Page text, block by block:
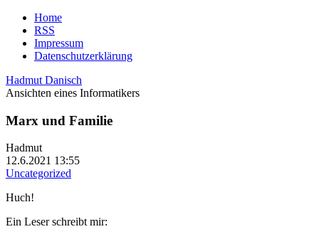
Home
RSS
Impressum
Datenschutzerklärung
Hadmut Danisch
Ansichten eines Informatikers
Marx und Familie
Hadmut
12.6.2021 13:55
Uncategorized
Huch!
Ein Leser schreibt mir: